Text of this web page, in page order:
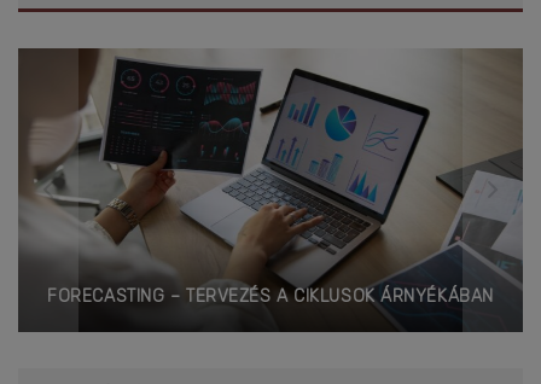
FORECASTING – TERVEZÉS A CIKLUSOK ÁRNYÉKÁBAN